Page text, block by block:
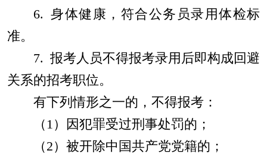
6. 身体健康，符合公务员录用体检标
准。
7. 报考人员不得报考录用后即构成回避
关系的招考职位。
有下列情形之一的，不得报考：
（ 1）因犯罪受过刑事处罚的；
（2）被开除中国共产党党籍的；